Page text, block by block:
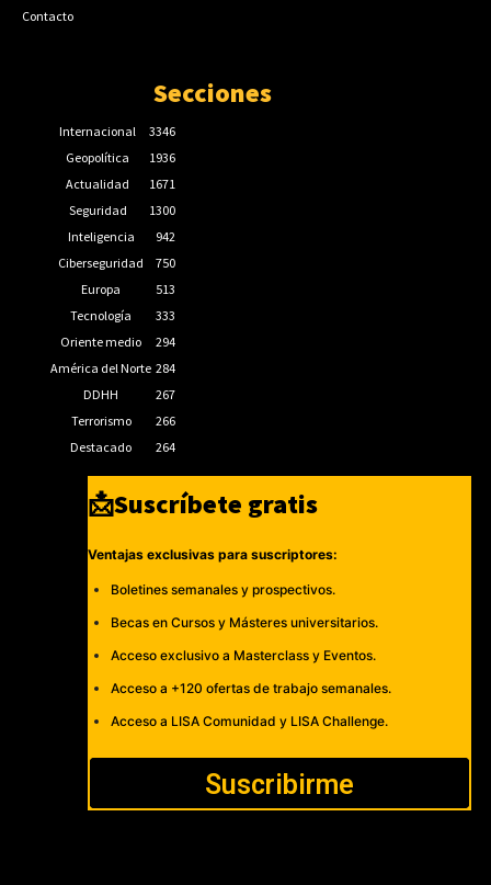
Contacto
Secciones
Internacional
3346
Geopolítica
1936
Actualidad
1671
Seguridad
1300
Inteligencia
942
Ciberseguridad
750
Europa
513
Tecnología
333
Oriente medio
294
América del Norte 284
DDHH
267
Terrorismo
266
Destacado
264
📩Suscríbete gratis
Ventajas exclusivas para suscriptores:
Boletines semanales y prospectivos.
Becas en Cursos y Másteres universitarios.
Acceso exclusivo a Masterclass y Eventos.
Acceso a +120 ofertas de trabajo semanales.
Acceso a LISA Comunidad y LISA Challenge.
Suscribirme